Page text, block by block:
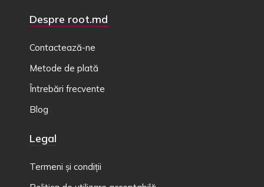
Despre root.md
Contactează-ne
Metode de plată
Întrebări frecvente
Blog
Legal
Termeni și condiții